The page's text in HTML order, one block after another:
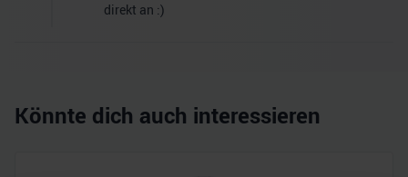
direkt an :)
Könnte dich auch interessieren